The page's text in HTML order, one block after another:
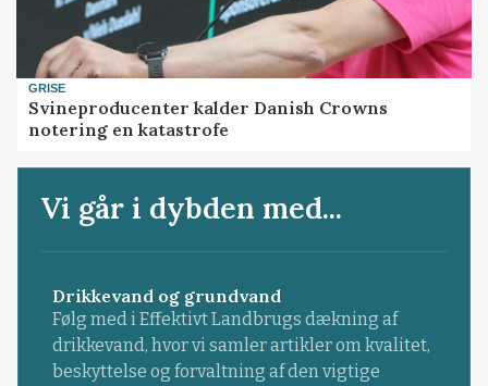
GRISE
Svineproducenter kalder Danish Crowns
notering en katastrofe
Vi går i dybden med...
Drikkevand og grundvand
Følg med i Effektivt Landbrugs dækning af
drikkevand, hvor vi samler artikler om kvalitet,
beskyttelse og forvaltning af den vigtige